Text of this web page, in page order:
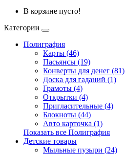
В корзине пусто!
Категории
Полиграфия
Карты (46)
Пасьянсы (19)
Конверты для денег (81)
Доска для гаданий (1)
Грамоты (4)
Открытки (4)
Пригласительные (4)
Блокноты (44)
Авто карточка (1)
Показать все Полиграфия
Детские товары
Мыльные пузыри (24)